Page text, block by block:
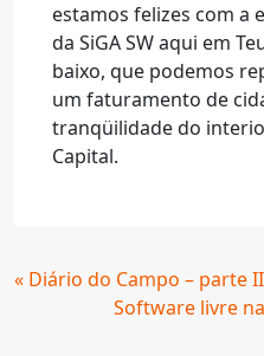
estamos felizes com a
da SiGA SW aqui em
baixo, que podemos
um faturamento de
tranqüilidade do
Capital.
Continue
« Diário do Campo – parte
Software livre